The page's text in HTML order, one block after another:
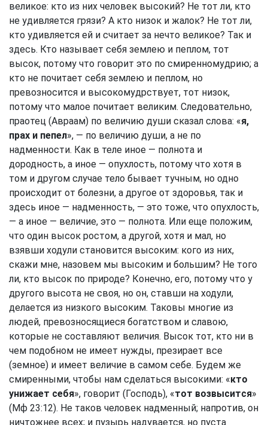
великое: кто из них человек высокий? Не тот ли, кто
не удивляется грязи? А кто низок и жалок? Не тот ли,
кто удивляется ей и считает за нечто великое? Так и
здесь. Кто называет себя землею и пеплом, тот
высок, потому что говорит это по смиренномудрию; а
кто не почитает себя землею и пеплом, но
превозносится и высокомудрствует, тот низок,
потому что малое почитает великим. Следовательно,
праотец (Авраам) по величию души сказал слова: «я,
прах и пепел», — по величию души, а не по
надменности. Как в теле иное — полнота и
дородность, а иное — опухлость, потому что хотя в
том и другом случае тело бывает тучным, но одно
происходит от болезни, а другое от здоровья, так и
здесь иное — надменность, — это тоже, что опухлость,
— а иное — величие, это — полнота. Или еще положим,
что один высок ростом, а другой, хотя и мал, но
взявши ходули становится высоким: кого из них,
скажи мне, назовем мы высоким и большим? Не того
ли, кто высок по природе? Конечно, его, потому что у
другого высота не своя, но он, ставши на ходули,
делается из низкого высоким. Таковы многие из
людей, превозносящиеся богатством и славою,
которые не составляют величия. Высок тот, кто ни в
чем подобном не имеет нужды, презирает все
(земное) и имеет величие в самом себе. Будем же
смиренными, чтобы нам сделаться высокими: «кто
унижает себя», говорит (Господь), «тот возвысится»
(Мф 23:12). Не таков человек надменный; напротив, он
ничтожнее всех; и пузырь надувается, но пуста